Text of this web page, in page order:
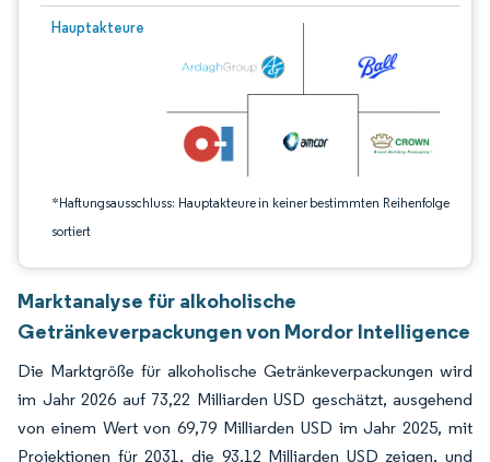
Hauptakteure
*Haftungsausschluss: Hauptakteure in keiner bestimmten Reihenfolge
sortiert
Bild © Mordor Intelligence. Wiederverwendung erfordert Namensnennung
Marktanalyse für alkoholische
Getränkeverpackungen von Mordor Intelligence
Die Marktgröße für alkoholische Getränkeverpackungen wird
im Jahr 2026 auf 73,22 Milliarden USD geschätzt, ausgehend
von einem Wert von 69,79 Milliarden USD im Jahr 2025, mit
Projektionen für 2031, die 93,12 Milliarden USD zeigen, und